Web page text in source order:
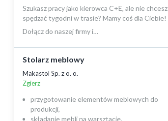
Szukasz pracy jako kierowca C+E, ale nie chcesz
spędzać tygodni w trasie? Mamy coś dla Ciebie!
Dołącz do naszej firmy i…
Stolarz meblowy
Makastol Sp. z o. o.
Zgierz
przygotowanie elementów meblowych do
produkcji,
składanie mebli na warsztacie,